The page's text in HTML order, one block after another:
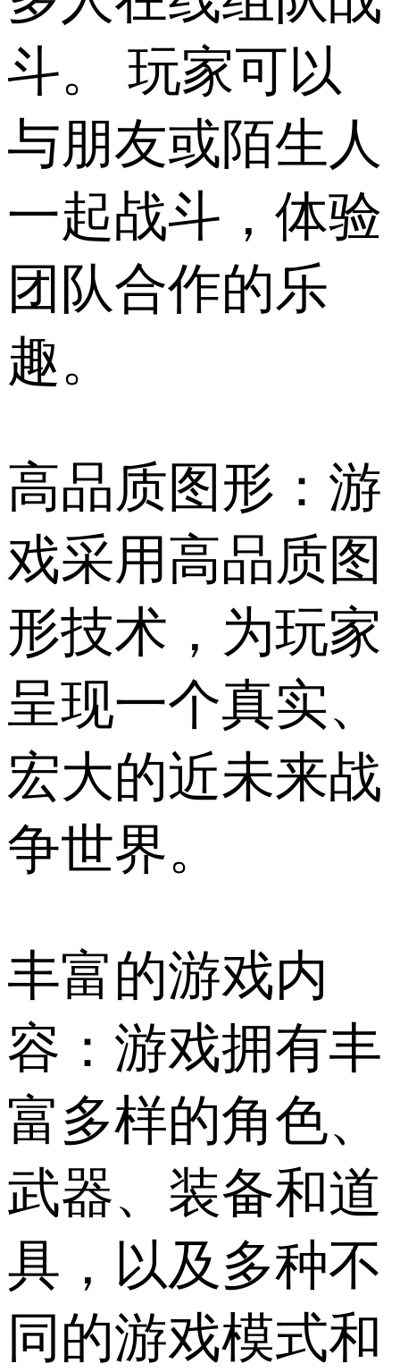
斗。 玩家可以
与朋友或陌生人
一起战斗，体验
团队合作的乐
趣。
高品质图形：游
戏采用高品质图
形技术，为玩家
呈现一个真实、
宏大的近未来战
争世界。
丰富的游戏内
容：游戏拥有丰
富多样的角色、
武器、装备和道
具，以及多种不
同的游戏模式和